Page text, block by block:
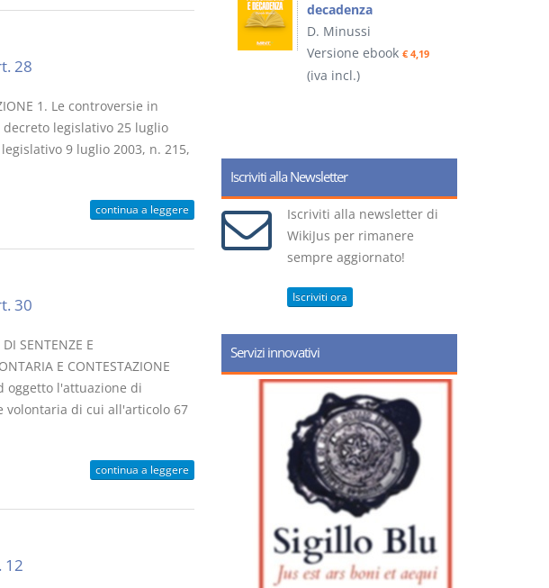
28
1. Le controversie in
legislativo 25 luglio
9 luglio 2003, n. 215,
continua a leggere
30
SENTENZE E
E CONTESTAZIONE
oggetto l'attuazione di
di cui all'articolo 67
continua a leggere
12
Abitazione
decadenza
D. Minussi
Versione ebook € 4,19
(iva incl.)
Iscriviti alla Newsletter
Iscriviti alla newsletter di
WikiJus per rimanere
sempre aggiornato!
Iscriviti ora
Servizi innovativi